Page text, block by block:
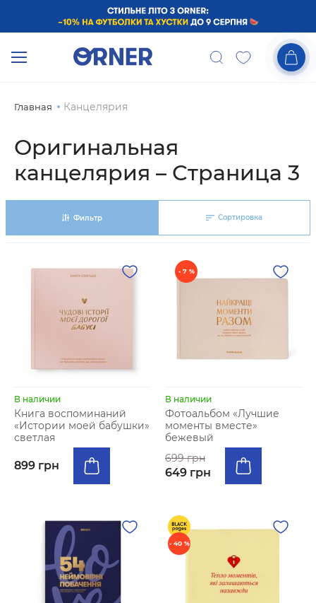
Главная Канцелярия
Оригинальная
канцелярия – Страница 3
Фильтр Сортировка
В наличии
Книга воспоминаний
«Истории моей бабушки»
светлая
899 грн
- 7 %
В наличии
Фотоальбом «Лучшие
моменты вместе»
бежевый
699 грн
649 грн
- 40 %